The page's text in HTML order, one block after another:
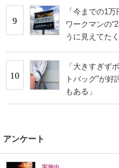
9
「今までの1
ワークマンの
うに見えてた
10
「大きすぎず
トバッグ”が
もある」
アンケート